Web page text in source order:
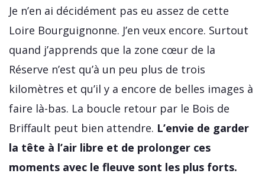
Je n’en ai décidément pas eu assez de cette
Loire Bourguignonne. J’en veux encore. Surtout
quand j’apprends que la zone cœur de la
Réserve n’est qu’à un peu plus de trois
kilomètres et qu’il y a encore de belles images à
faire là-bas. La boucle retour par le Bois de
Briffault peut bien attendre. L’envie de garder
la tête à l’air libre et de prolonger ces
moments avec le fleuve sont les plus forts.